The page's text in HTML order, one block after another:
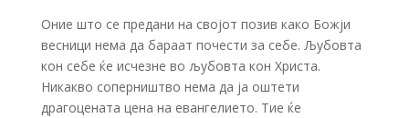
Оние што се предани на својот позив како Божји
весници нема да бараат почести за себе. Љубовта
кон себе ќе исчезне во љубовта кон Христа.
Никакво соперништво нема да ја оштети
драгоцената цена на евангелието. Тие ќе